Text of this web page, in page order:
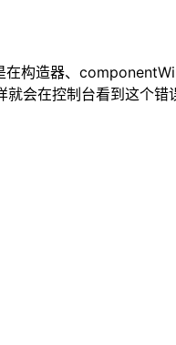
构造器、
会在控制台看到这